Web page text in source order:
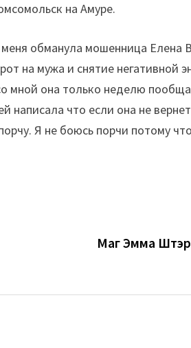
на Амуре.
обманула мошенница Елена
на мужа и снятие негативной
мной она только неделю
что если она не
Я не боюсь порчи потому
Маг Эмма